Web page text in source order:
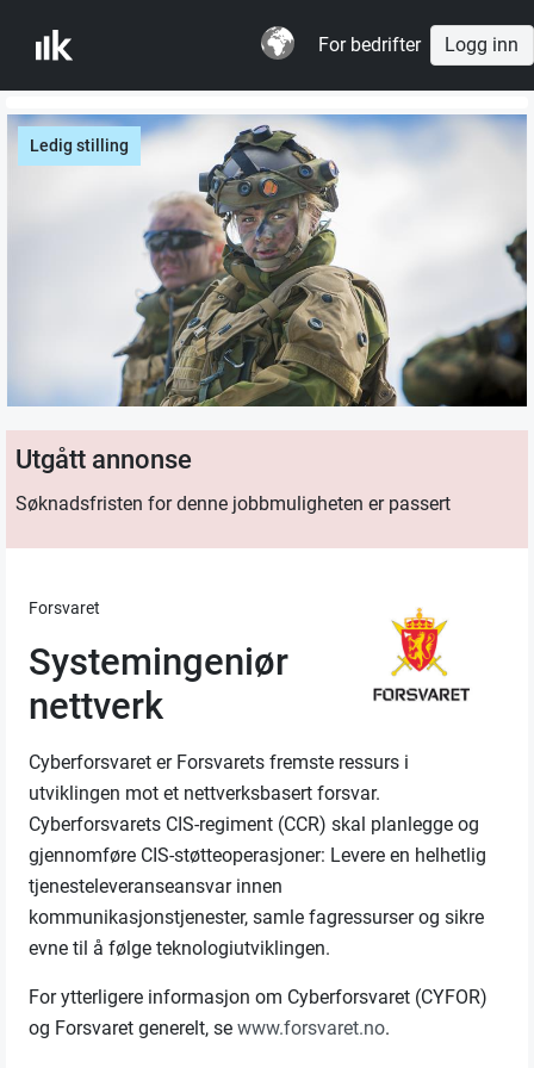
For bedrifter Logg inn
Ledig stilling
Utgått annonse
Søknadsfristen for denne jobbmuligheten er passert
Forsvaret
Systemingeniør
nettverk
Cyberforsvaret er Forsvarets fremste ressurs i
utviklingen mot et nettverksbasert forsvar.
Cyberforsvarets CIS-regiment (CCR) skal planlegge og
gjennomføre CIS-støtteoperasjoner: Levere en helhetlig
tjenesteleveranseansvar innen
kommunikasjonstjenester, samle fagressurser og sikre
evne til å følge teknologiutviklingen.
For ytterligere informasjon om Cyberforsvaret (CYFOR)
og Forsvaret generelt, sewww.forsvaret.no.